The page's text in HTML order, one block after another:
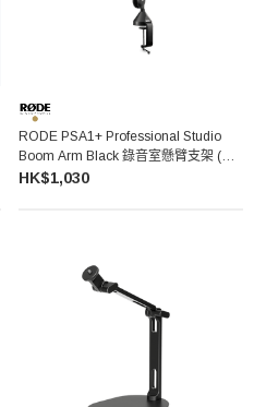
RODE PSA1+ Professional Studio
Boom Arm Black 錄音室懸臂支架 (黑
色)
HK$1,030